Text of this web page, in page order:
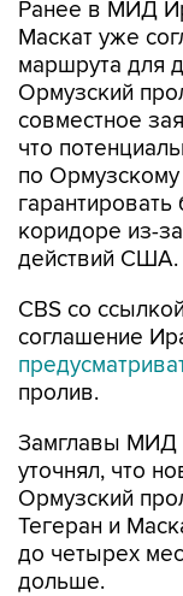
маршрута для
Ормузский
совместное
что
по
коридоре из-
действий США.
CBS со
пролив.
Замглавы МИД
Ормузский
Тегеран и
до четырех
дольше.
Иран Оман